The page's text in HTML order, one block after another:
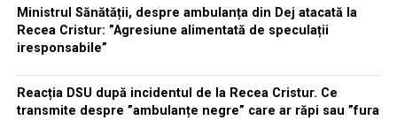
Ministrul Sănătății, despre ambulanța din Dej atacată la
Recea Cristur: ”Agresiune alimentată de speculații
iresponsabile”
Reacția DSU după incidentul de la Recea Cristur. Ce
transmite despre ”ambulanțe negre” care ar răpi sau ”fura